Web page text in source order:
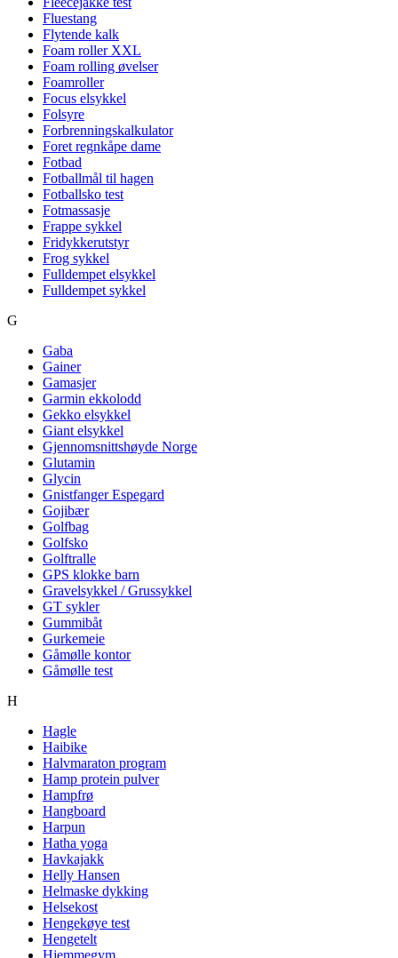
Fluestang
Flytende kalk
Foam roller XXL
Foam rolling øvelser
Foamroller
Focus elsykkel
Folsyre
Forbrenningskalkulator
Foret regnkåpe dame
Fotbad
Fotballmål til hagen
Fotballsko test
Fotmassasje
Frappe sykkel
Fridykkerutstyr
Frog sykkel
Fulldempet elsykkel
Fulldempet sykkel
G
Gaba
Gainer
Gamasjer
Garmin ekkolodd
Gekko elsykkel
Giant elsykkel
Gjennomsnittshøyde Norge
Glutamin
Glycin
Gnistfanger Espegard
Gojibær
Golfbag
Golfsko
Golftralle
GPS klokke barn
Gravelsykkel / Grussykkel
GT sykler
Gummibåt
Gurkemeie
Gåmølle kontor
Gåmølle test
H
Hagle
Haibike
Halvmaraton program
Hamp protein pulver
Hampfrø
Hangboard
Harpun
Hatha yoga
Havkajakk
Helly Hansen
Helmaske dykking
Helsekost
Hengekøye test
Hengetelt
Hjemmegym